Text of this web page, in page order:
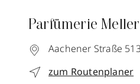
Parfümerie Meller
Aachener Straße
zum Routenplaner